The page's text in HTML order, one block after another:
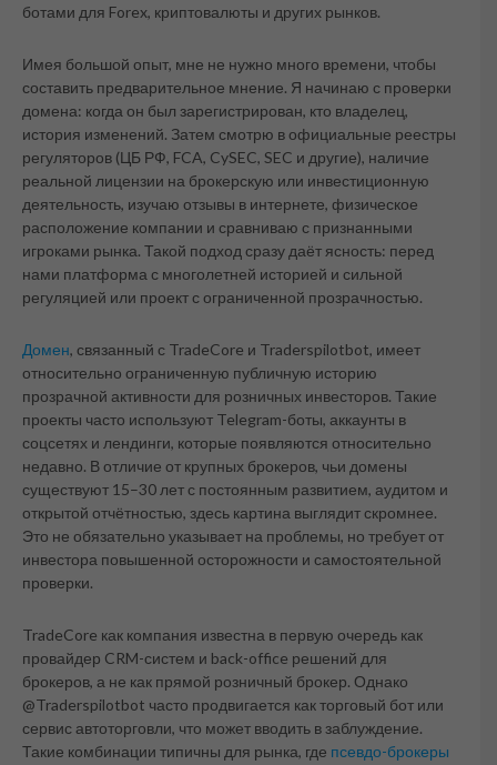
ботами для Forex, криптовалюты и других рынков.
Имея большой опыт, мне не нужно много времени, чтобы
составить предварительное мнение. Я начинаю с проверки
домена: когда он был зарегистрирован, кто владелец,
история изменений. Затем смотрю в официальные реестры
регуляторов (ЦБ РФ, FCA, CySEC, SEC и другие), наличие
реальной лицензии на брокерскую или инвестиционную
деятельность, изучаю отзывы в интернете, физическое
расположение компании и сравниваю с признанными
игроками рынка. Такой подход сразу даёт ясность: перед
нами платформа с многолетней историей и сильной
регуляцией или проект с ограниченной прозрачностью.
Домен, связанный с TradeCore и Traderspilotbot, имеет
относительно ограниченную публичную историю
прозрачной активности для розничных инвесторов. Такие
проекты часто используют Telegram-боты, аккаунты в
соцсетях и лендинги, которые появляются относительно
недавно. В отличие от крупных брокеров, чьи домены
существуют 15–30 лет с постоянным развитием, аудитом и
открытой отчётностью, здесь картина выглядит скромнее.
Это не обязательно указывает на проблемы, но требует от
инвестора повышенной осторожности и самостоятельной
проверки.
TradeCore как компания известна в первую очередь как
провайдер CRM-систем и back-office решений для
брокеров, а не как прямой розничный брокер. Однако
@Traderspilotbot часто продвигается как торговый бот или
сервис автоторговли, что может вводить в заблуждение.
Такие комбинации типичны для рынка, где псевдо-брокеры